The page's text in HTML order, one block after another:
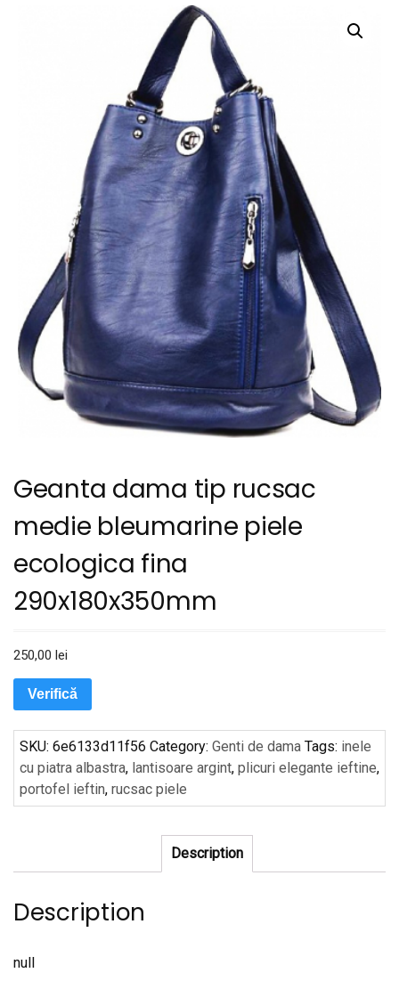
Geanta dama tip rucsac
medie bleumarine piele
ecologica fina
290x180x350mm
250,00 lei
Verifică
SKU: 6e6133d11f56 Category: Genti de dama Tags: inele
cu piatra albastra, lantisoare argint, plicuri elegante ieftine,
portofel ieftin, rucsac piele
Description
Description
null